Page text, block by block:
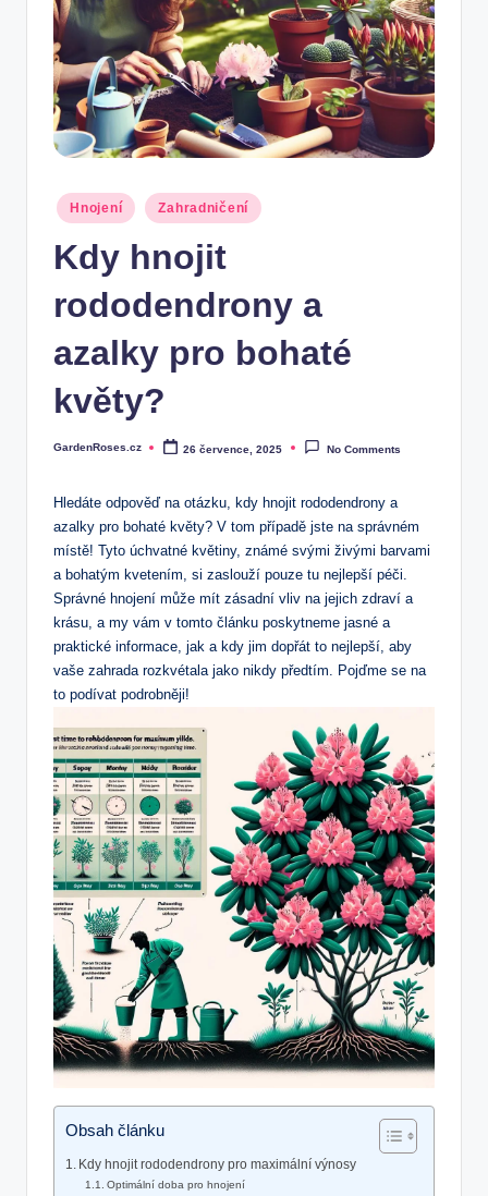
Posted
in
Hnojení Zahradničení
Kdy hnojit
rododendrony a
azalky pro bohaté
květy?
Posted
GardenRoses.cz 26 července, 2025 No Comments
Hledáte odpověď na otázku, ⁤kdy hnojit rododendrony a
azalky pro bohaté květy? V⁢ tom případě jste na správném
místě! Tyto úchvatné květiny, známé svými živými barvami
a bohatým kvetením, si zaslouží pouze tu nejlepší péči.
Správné hnojení může mít zásadní vliv na⁢ jejich zdraví a
krásu,​ a my vám v tomto článku poskytneme‌ jasné a
praktické informace, jak a kdy jim dopřát to nejlepší, aby
vaše zahrada ​rozkvétala jako​ nikdy předtím. Pojďme⁤ se na
to podívat podrobněji!
Obsah článku
Kdy hnojit rododendrony pro maximální výnosy
Optimální⁤ doba pro hnojení